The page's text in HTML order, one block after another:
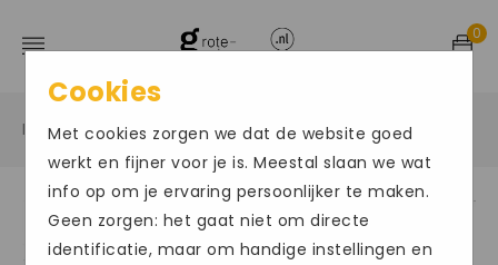
0
Home / Grote maten damesschoenen / Sandalen
Cookies
Met cookies zorgen we dat de website goed
werkt en fijner voor je is. Meestal slaan we wat
info op om je ervaring persoonlijker te maken.
Geen zorgen: het gaat niet om directe
identificatie, maar om handige instellingen en